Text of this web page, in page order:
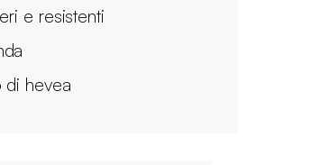
e resistenti
di hevea